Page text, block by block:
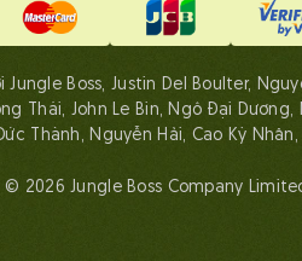
Boss, Justin Del Boulter,
Thái, John Le Bin, Ngô Đại
Thành, Nguyễn Hải, Cao Kỳ
© 2026 Jungle Boss Company